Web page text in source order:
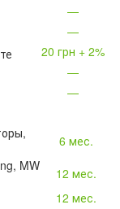
—
—
20 грн + 2%
—
—
6 мес.
MW
12 мес.
12 мес.